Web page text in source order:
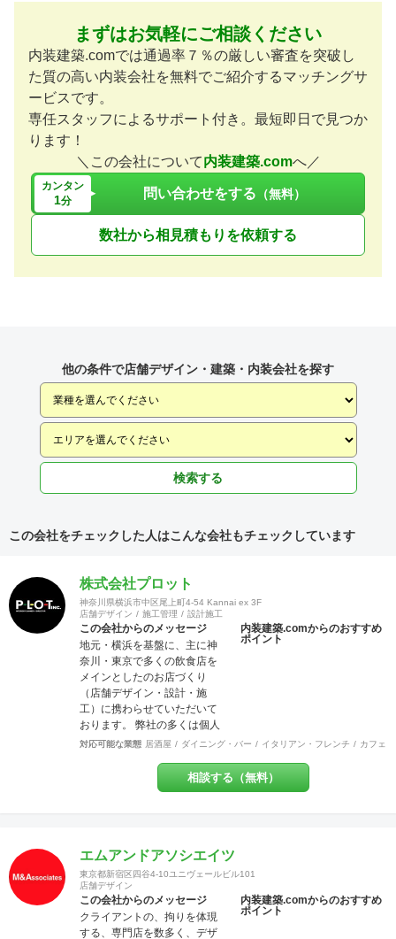
まずはお気軽にご相談ください
内装建築.comでは通過率７％の厳しい審査を突破し
た質の高い内装会社を無料でご紹介するマッチングサ
ービスです。
専任スタッフによるサポート付き。最短即日で見つか
ります！
＼この会社について内装建築.comへ／
カンタン
1分 問い合わせをする （無料）
数社から相見積もりを依頼する
他の条件で店舗デザイン・建築・内装会社を探す
検索する
この会社をチェックした人はこんな会社もチェックしています
株式会社プロット
神奈川県横浜市中区尾上町4-54 Kannai ex 3F
店舗デザイン
施工管理 設計施工
この会社からのメッセージ
地元・横浜を基盤に、主に神
奈川・東京で多くの飲食店を
メインとしたのお店づくり
（店舗デザイン・設計・施
工）に携わらせていただいて
おります。 弊社の多くは個人
店や少数店舗展開のお客様な
る店づくり」をモットーにし
ています。 それはデザイン優
地元に愛されるお店」を一緒
に作りましょう！ということ
です。大抵のお店は近隣のリ
ピーターで売上が支えられて
いるのですから大事なポイン
トだと思いませんか？ また個
内装建築.comからのおすすめ
ポイント
対応可能な業態 居酒屋 ダイニング・バー イタリアン・フレンチ カフェ
相談する（無料）
エムアンドアソシエイツ
東京都新宿区四谷4-10ユニヴェールビル101
店舗デザイン
この会社からのメッセージ
クライアントの、拘りを体現
する、専門店を数多く、デザ
内装建築.comからのおすすめ
ポイント